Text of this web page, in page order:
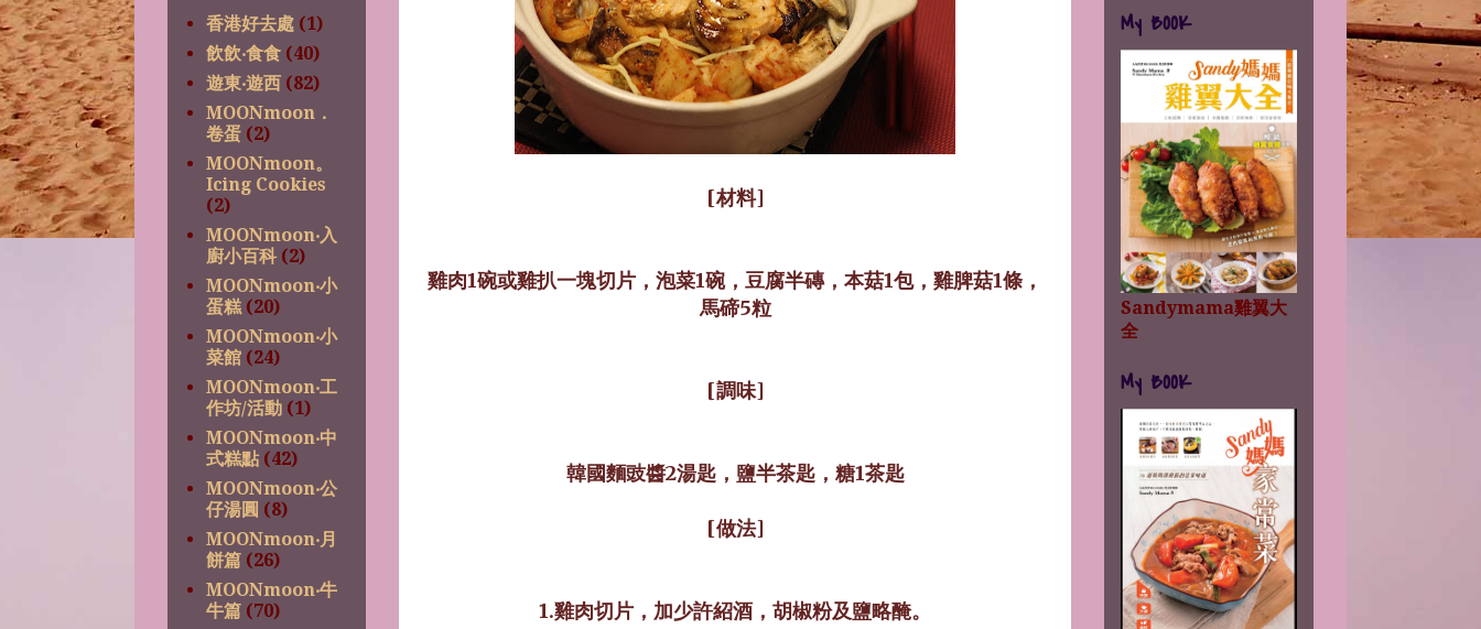
[材料]
雞肉1碗或雞扒一塊切片，泡菜1碗，豆腐半磚，本菇1包，雞脾菇1條，
馬碲5粒
[調味]
韓國麵豉醬2湯匙，鹽半茶匙，糖1茶匙
[做法]
1.雞肉切片，加少許紹酒，胡椒粉及鹽略醃。
香港好去處 (1)
飲飲‧食食 (40)
遊東‧遊西 (82)
MOONmoon．
卷蛋 (2)
MOONmoon。
Icing Cookies
(2)
MOONmoon‧入
廚小百科 (2)
MOONmoon‧小
蛋糕 (20)
MOONmoon‧小
菜館 (24)
MOONmoon‧工
作坊/活動 (1)
MOONmoon‧中
式糕點 (42)
MOONmoon‧公
仔湯圓 (8)
MOONmoon‧月
餅篇 (26)
MOONmoon‧牛
牛篇 (70)
My BOOK
Sandymama雞翼大
全
My BOOK